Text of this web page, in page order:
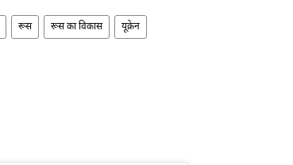
रूस रूस का विकास यूक्रेन